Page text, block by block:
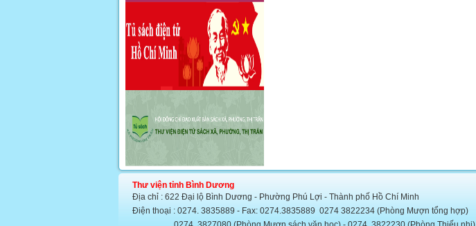
Thư viện tỉnh Bình Dương
Địa chỉ : 622 Đại lộ Bình Dương - Phường Phú Lợi - Thành phố Hồ Chí Minh
Điện thoại : 0274. 3835889 - Fax: 0274.3835889 0274 3822234 (Phòng Mượn tổng hợp)